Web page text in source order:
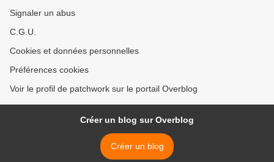
Signaler un abus
C.G.U.
Cookies et données personnelles
Préférences cookies
Voir le profil de patchwork sur le portail Overblog
Créer un blog sur Overblog
Créer un blog